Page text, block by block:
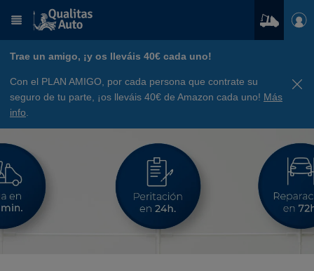
Trae un amigo, ¡y os lleváis 40€ cada uno!
Con el PLAN AMIGO, por cada persona que contrate su
seguro de tu parte, ¡os lleváis 40€ de Amazon cada uno! Más
info